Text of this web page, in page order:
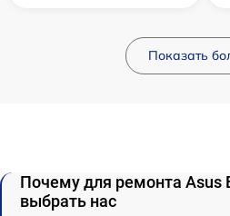
Показать
Почему для ремонта Asus
выбрать нас